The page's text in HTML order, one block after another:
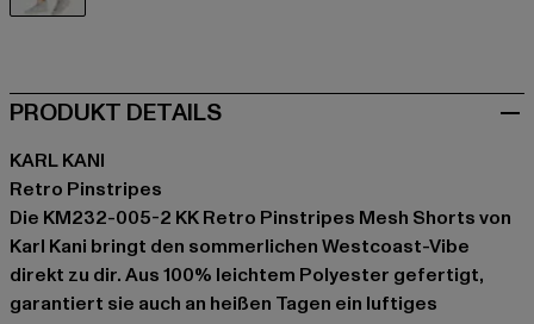
PRODUKT DETAILS
KARL KANI
Retro Pinstripes
Die KM232-005-2 KK Retro Pinstripes Mesh Shorts von
Karl Kani bringt den sommerlichen Westcoast-Vibe
direkt zu dir. Aus 100% leichtem Polyester gefertigt,
garantiert sie auch an heißen Tagen ein luftiges